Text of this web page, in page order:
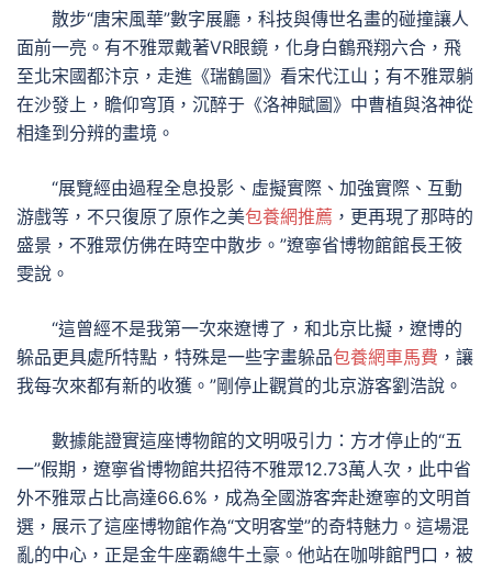
散步“唐宋風華”數字展廳，科技與傳世名畫的碰撞讓人
面前一亮。有不雅眾戴著VR眼鏡，化身白鶴飛翔六合，飛
至北宋國都汴京，走進《瑞鶴圖》看宋代江山；有不雅眾躺
在沙發上，瞻仰穹頂，沉醉于《洛神賦圖》中曹植與洛神從
相逢到分辨的畫境。
“展覽經由過程全息投影、虛擬實際、加強實際、互動
游戲等，不只復原了原作之美包養網推薦 ，更再現了那時的
盛景，不雅眾仿佛在時空中散步。”遼寧省博物館館長王筱
雯說。
“這曾經不是我第一次來遼博了，和北京比擬，遼博的
躲品更具處所特點，特殊是一些字畫躲品包養網車馬費 ，讓
我每次來都有新的收獲。”剛停止觀賞的北京游客劉浩說。
數據能證實這座博物館的文明吸引力：方才停止的“五
一”假期，遼寧省博物館共招待不雅眾12.73萬人次，此中省
外不雅眾占比高達66.6%，成為全國游客奔赴遼寧的文明首
選，展示了這座博物館作為“文明客堂”的奇特魅力。這場混
亂的中心，正是金牛座霸總牛土豪。他站在咖啡館門口，被